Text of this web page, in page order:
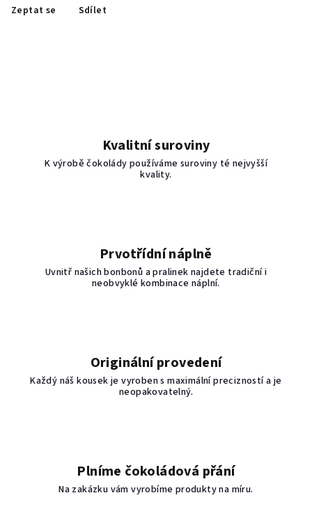
Zeptat se Sdílet
Kvalitní suroviny
K výrobě čokolády používáme suroviny té nejvyšší
kvality.
Prvotřídní náplně
Uvnitř našich bonbonů a pralinek najdete tradiční i
neobvyklé kombinace náplní.
Originální provedení
Každý náš kousek je vyroben s maximální precizností a je
neopakovatelný.
Plníme čokoládová přání
Na zakázku vám vyrobíme produkty na míru.